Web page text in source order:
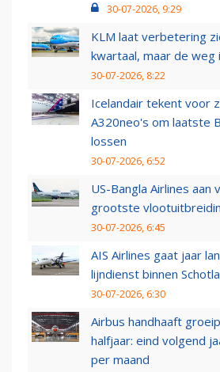
30-07-2026, 9:29
KLM laat verbetering
kwartaal, maar de weg
30-07-2026, 8:22
Icelandair tekent voor
A320neo's om laatste
lossen
30-07-2026, 6:52
US-Bangla Airlines aan
grootste
30-07-2026, 6:45
AIS Airlines gaat jaar
lijndienst binnen
30-07-2026, 6:30
Airbus handhaaft
halfjaar: eind volgend
per maand